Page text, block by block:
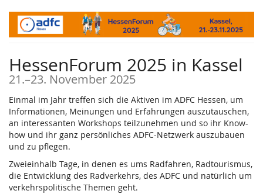
Zum
Haupt-
Inhalt
HessenForum 2025 in Kassel
21.–bis
23. November 2025
Einmal im Jahr treffen sich die Aktiven im ADFC Hessen, um
Informationen, Meinungen und Erfahrungen auszutauschen,
an interessanten Workshops teilzunehmen und so ihr Know-
how und ihr ganz persönliches ADFC-Netzwerk auszubauen
und zu pflegen.
Zweieinhalb Tage, in denen es ums Radfahren, Radtourismus,
die Entwicklung des Radverkehrs, des ADFC und natürlich um
verkehrspolitische Themen geht.